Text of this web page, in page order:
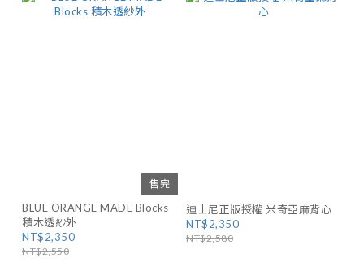
售完
BLUE ORANGE MADE Blocks
積木透紗外
NT$2,350
NT$2,550
迪士尼正版授權 米奇亞麻背心
NT$2,350
NT$2,580